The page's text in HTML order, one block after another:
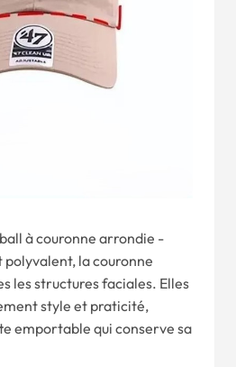
à couronne arrondie -
la couronne
les structures faciales. Elles
style et praticité,
emportable qui conserve sa